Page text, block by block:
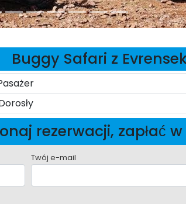
Buggy Safari z
rezerwacji, zapłać
Twój e-mail